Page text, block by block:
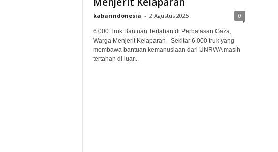
kabarindonesia - 2 Agustus 2025 0
6.000 Truk Bantuan Tertahan di Perbatasan Gaza,
Warga Menjerit Kelaparan - Sekitar 6.000 truk yang
membawa bantuan kemanusiaan dari UNRWA masih
tertahan di luar...